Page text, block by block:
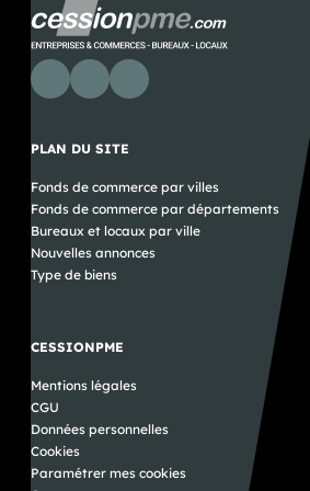
du niveau le plus élevé observé depuis
l'année sur cette catégorie. Cette
que les campings continuent de susciter
auprès des porteurs de projet, à
estivale. Trouver le bon camping plutôt
camping Derrière une annonce de
cachent des réalités très différentes :
infrastructures, rentabilité, fidélité de la
investissements à prévoir ou
développement. Prendre le temps
éléments permet de dépasser les
visibles, comme le nombre
localisation. Car une reprise réussie ne
acheter un camping qui fait rêver, mais
le modèle économique est solide et en
votre projet.